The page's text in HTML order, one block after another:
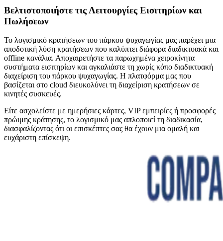
Βελτιστοποιήστε τις Λειτουργίες Εισιτηρίων και
Πωλήσεων
Το λογισμικό κρατήσεων του πάρκου ψυχαγωγίας μας παρέχει μια
αποδοτική λύση κρατήσεων που καλύπτει διάφορα διαδικτυακά και
offline κανάλια. Αποχαιρετήστε τα παρωχημένα χειροκίνητα
συστήματα εισιτηρίων και αγκαλιάστε τη χωρίς κόπο διαδικτυακή
διαχείριση του πάρκου ψυχαγωγίας. Η πλατφόρμα μας που
βασίζεται στο cloud διευκολύνει τη διαχείριση κρατήσεων σε
κινητές συσκευές.
Είτε ασχολείστε με ημερήσιες κάρτες, VIP εμπειρίες ή προσφορές
πρώιμης κράτησης, το λογισμικό μας απλοποιεί τη διαδικασία,
διασφαλίζοντας ότι οι επισκέπτες σας θα έχουν μια ομαλή και
ευχάριστη επίσκεψη.